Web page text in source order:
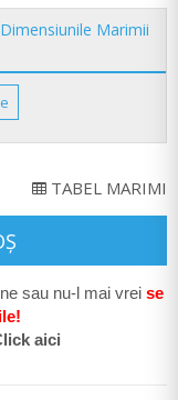
Marimii
TABEL MARIMI
sau nu-l mai vrei se
!
aici